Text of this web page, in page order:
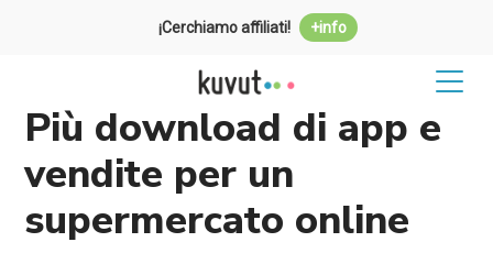
¡Cerchiamo affiliati! +info
Più download di app e
vendite per un
supermercato online